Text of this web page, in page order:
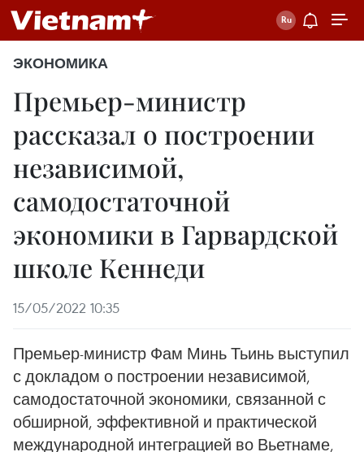
ЭКОНОМИКА
Премьер-министр
рассказал о построении
независимой,
самодостаточной
экономики в Гарвардской
школе Кеннеди
15/05/2022 10:35
Премьер-министр Фам Минь Тьинь выступил
с докладом о построении независимой,
самодостаточной экономики, связанной с
обширной, эффективной и практической
международной интеграцией во Вьетнаме,